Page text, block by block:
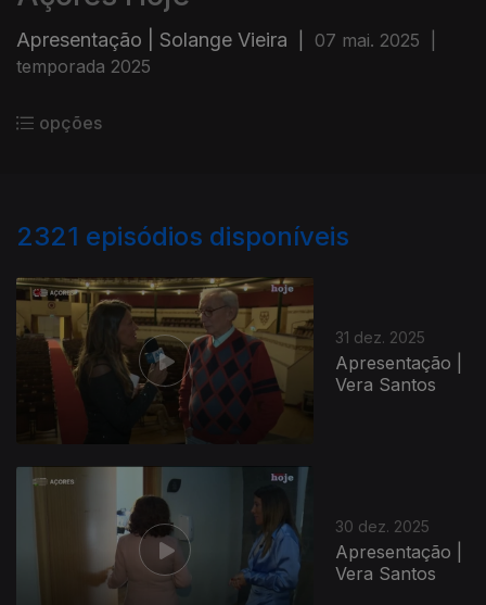
Apresentação | Solange Vieira 07 mai. 2025
temporada 2025
opções
2321 episódios disponíveis
31 dez. 2025
Apresentação |
Vera Santos
30 dez. 2025
Apresentação |
Vera Santos